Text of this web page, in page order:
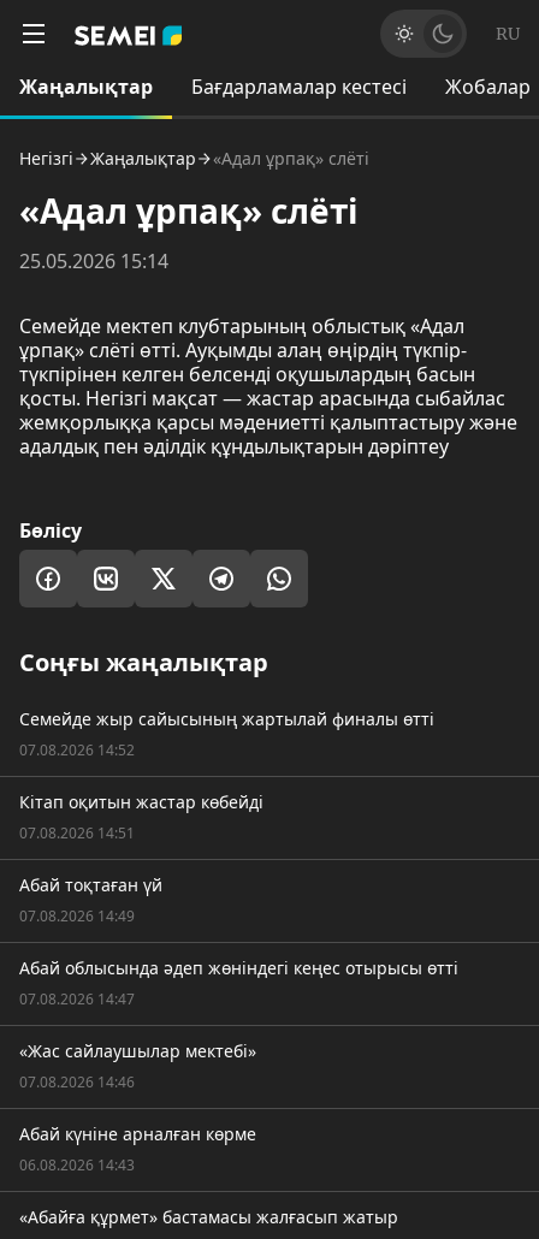
RU
Жаңалықтар Бағдарламалар кестесі Жобалар
Негізгі Жаңалықтар «Адал ұрпақ» слёті
«Адал ұрпақ» слёті
25.05.2026 15:14
Семейде мектеп клубтарының облыстық «Адал
ұрпақ» слёті өтті. Ауқымды алаң өңірдің түкпір-
түкпірінен келген белсенді оқушылардың басын
қосты. Негізгі мақсат — жастар арасында сыбайлас
жемқорлыққа қарсы мәдениетті қалыптастыру және
адалдық пен әділдік құндылықтарын дәріптеу
Бөлісу
Соңғы жаңалықтар
Семейде жыр сайысының жартылай финалы өтті
07.08.2026 14:52
Кітап оқитын жастар көбейді
07.08.2026 14:51
Абай тоқтаған үй
07.08.2026 14:49
Абай облысында әдеп жөніндегі кеңес отырысы өтті
07.08.2026 14:47
«Жас сайлаушылар мектебі»
07.08.2026 14:46
Абай күніне арналған көрме
06.08.2026 14:43
«Абайға құрмет» бастамасы жалғасып жатыр